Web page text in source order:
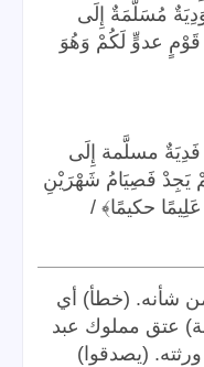
مُسَلَّمَةٌ إِلَى
قَوْمٍ عدوٍّ لَكُمْ وَهُوَ
فَدِيَةٌ مسلَّمة إِلَى
يَجِدْ فَصِيَامُ شَهْرَيْنِ
حكيمًا﴾ /
شأنه. (خطأ) أي
عتق مملوك عبد
(يصدقوا)